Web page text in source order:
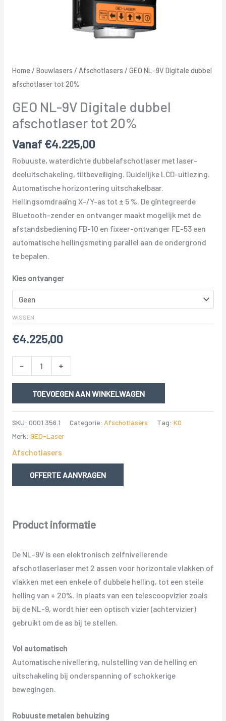
Home / Bouwlasers / Afschotlasers / GEO NL-9V Digitale dubbel
afschotlaser tot 20%
GEO NL-9V Digitale dubbel
afschotlaser tot 20%
Vanaf €4.225,00
Robuuste, waterdichte dubbelafschotlaser met laser-
deeluitschakeling, tiltbeveiliging. Duidelijke LCD-uitlezing.
Automatische horizontering uitschakelbaar.
Hellingsomdraaïng X-/Y-as tot ± 5 %. De gïntegreerde
Bluetooth-zender en ontvanger maakt mogelijk met de
afstandsbediening FB-10 en fixeer-ontvanger FE-53 een
automatische hellingsmeting parallel aan de ondergrond
te bepalen.
Kies ontvanger
WISSEN
€4.225,00
-
NL-
Digitale
20%
aantal
+
TOEVOEGEN AAN WINKELWAGEN
SKU: 0001.356.1 Categorie: Afschotlasers Tag: K0
Merk: GEO-Laser
Afschotlasers
OFFERTE AANVRAGEN
Product informatie
De NL-9V is een elektronisch zelfnivellerende
afschotlaserlaser met 2 assen voor horizontale vlakken of
vlakken met een enkele of dubbele helling, tot een steile
helling van + 20%. In plaats van een telescoopvizier zoals
bij de NL-9, wordt hier een optisch vizier (achtervizier)
gebruikt om de as bij te stellen.
Vol automatisch
Automatische nivellering, nulstelling van de helling en
uitschakeling bij onderspanning of schokkerige
bewegingen.
Robuuste metalen behuizing